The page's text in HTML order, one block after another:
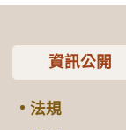
資訊公開
法規